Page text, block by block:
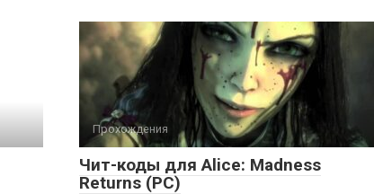
Прохождения
Чит-коды для Alice: Madness
Returns (PC)